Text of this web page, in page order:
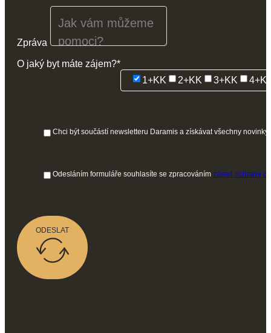
Zpráva
O jaký byt máte zájem?*
1+KK
2+KK 3+KK
Chci být součástí newsletteru Daramis a získávat všechny
Odesláním formuláře souhlasíte se zpracováním zásad ochrany
ODESLAT